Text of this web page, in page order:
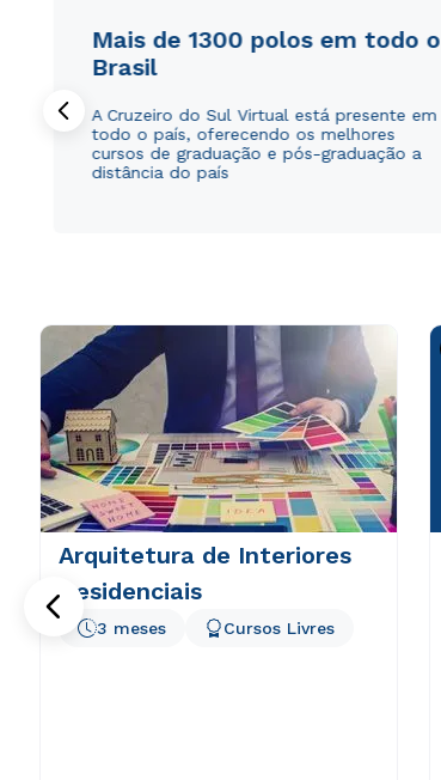
Mais de 1300 polos em todo o
Brasil
A Cruzeiro do Sul Virtual está presente em
todo o país, oferecendo os melhores
cursos de graduação e pós-graduação a
distância do país
Arquitetura de Interiores
Residenciais
3 meses Cursos Livres